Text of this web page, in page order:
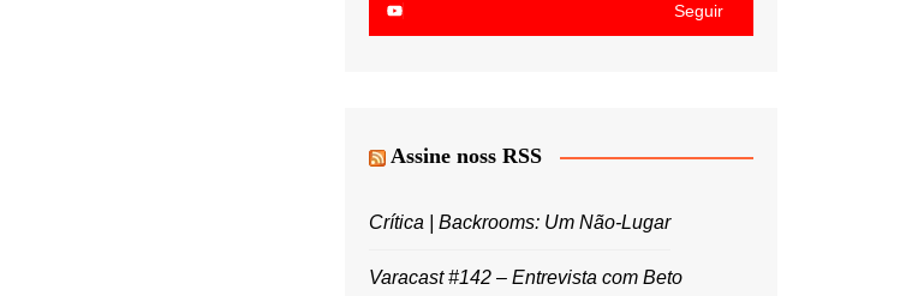
Seguir
Assine noss RSS
Crítica | Backrooms: Um Não-Lugar
Varacast #142 – Entrevista com Beto